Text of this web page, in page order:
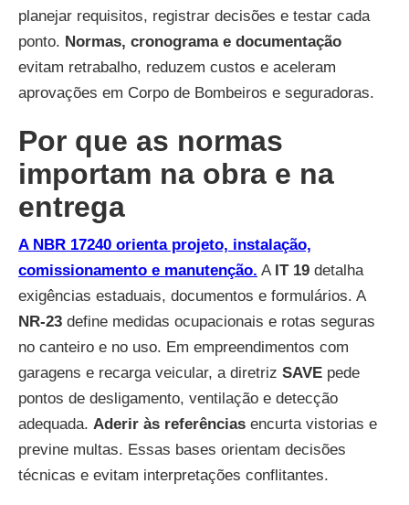
planejar requisitos, registrar decisões e testar cada
ponto. Normas, cronograma e documentação
evitam retrabalho, reduzem custos e aceleram
aprovações em Corpo de Bombeiros e seguradoras.
Por que as normas
importam na obra e na
entrega
A NBR 17240 orienta projeto, instalação,
comissionamento e manutenção. A IT 19 detalha
exigências estaduais, documentos e formulários. A
NR-23 define medidas ocupacionais e rotas seguras
no canteiro e no uso. Em empreendimentos com
garagens e recarga veicular, a diretriz SAVE pede
pontos de desligamento, ventilação e detecção
adequada. Aderir às referências encurta vistorias e
previne multas. Essas bases orientam decisões
técnicas e evitam interpretações conflitantes.